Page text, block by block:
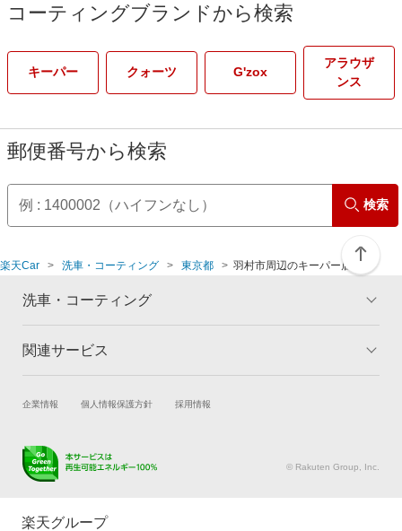
コーティングブランドから検索
キーパー クォーツ G'zox
アラウザ
ンス
郵便番号から検索
検索
楽天Car 洗車・コーティング 東京都 羽村市周辺のキーパー店舗
洗車・コーティング
トップ
コーティングとは コーティング診断
よくある質問
関連サービス
試乗・商談 新車購入
キズ修理予約
メンテナンス管理
企業情報 個人情報保護方針 採用情報
© Rakuten Group, Inc.
楽天グループ